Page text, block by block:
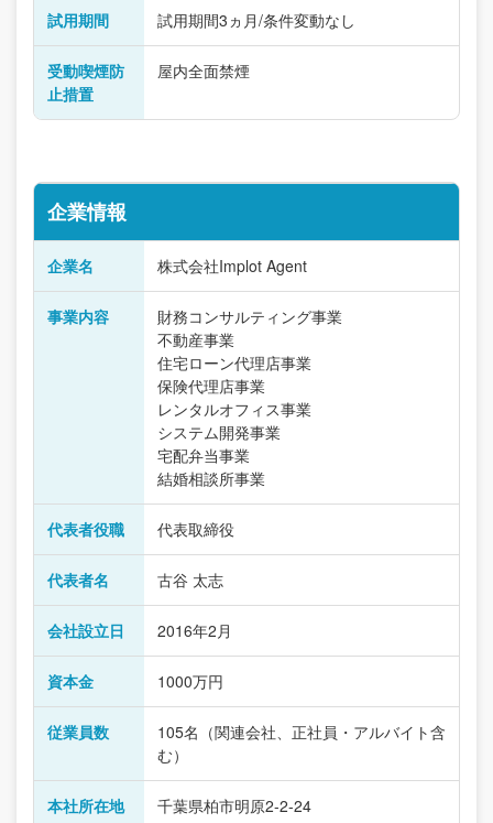
試用期間 試用期間3ヵ月/条件変動なし
受動喫煙防
止措置
屋内全面禁煙
企業情報
企業名 株式会社Implot Agent
事業内容
財務コンサルティング事業
不動産事業
住宅ローン代理店事業
保険代理店事業
レンタルオフィス事業
システム開発事業
宅配弁当事業
結婚相談所事業
代表者役職 代表取締役
代表者名 古谷 太志
会社設立日 2016年2月
資本金 1000万円
従業員数
105名（関連会社、正社員・アルバイト含
む）
本社所在地 千葉県柏市明原2-2-24